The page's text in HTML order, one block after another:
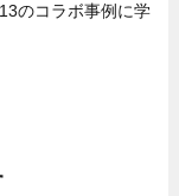
のコラボ事例に学